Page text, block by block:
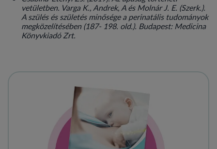
vetületben. Varga K., Andrek, A és Molnár J. E. (Szerk.).
A szülés és születés minősége a perinatális tudományok
megközelítésében (187- 198. old.). Budapest: Medicina
Könyvkiadó Zrt.